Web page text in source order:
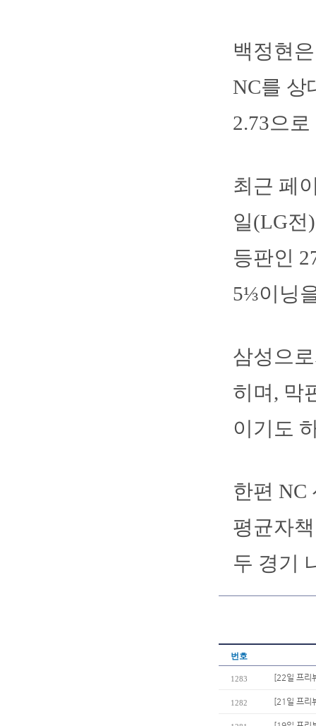
백정현
NC를 상
2.73으
최근 페
일(LG전
등판인
5⅓이닝
삼성으
히며, 막
이기도
한편 NC
평균자
두 경기
번호
1283 [22일 프리
1282 [21일 프리